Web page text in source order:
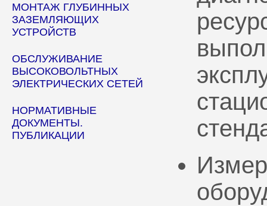
МОНТАЖ ГЛУБИННЫХ
ЗАЗЕМЛЯЮЩИХ
УСТРОЙСТВ
ОБСЛУЖИВАНИЕ
ВЫСОКОВОЛЬТНЫХ
ЭЛЕКТРИЧЕСКИХ СЕТЕЙ
НОРМАТИВНЫЕ
ДОКУМЕНТЫ.
ПУБЛИКАЦИИ